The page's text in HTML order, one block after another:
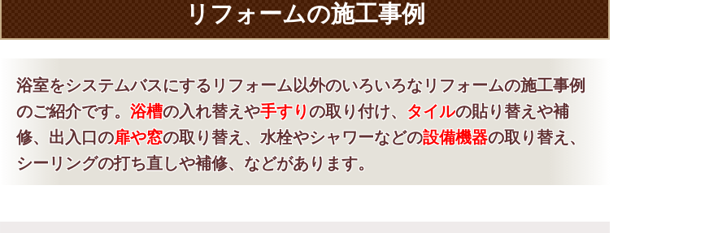
リフォームの施工事例
浴室をシステムバスにするリフォーム以外のいろいろなリフォームの施工事例
のご紹介です。 浴槽の入れ替えや手すりの取り付け、 タイルの貼り替えや補
修、出入口の扉や窓の取り替え、水栓やシャワーなどの設備機器の取り替え、
シーリングの打ち直しや補修、などがあります。